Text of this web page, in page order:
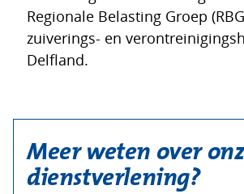
Regionale Belasting Groep
zuiverings- en
Delfland.
Meer weten over
dienstverlening?